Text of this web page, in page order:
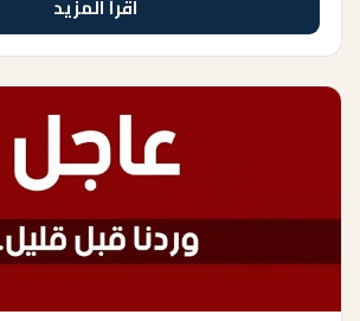
اقرأ المزيد